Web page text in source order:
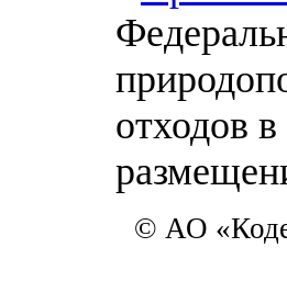
отходов
© АО